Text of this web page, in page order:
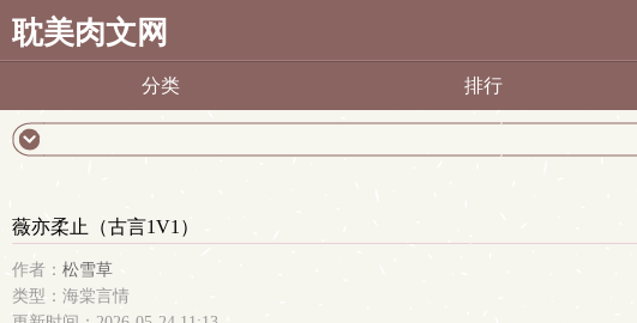
耽美肉文网
分类 排行
薇亦柔止（古言1V1）
作者： 松雪草
类型：海棠言情